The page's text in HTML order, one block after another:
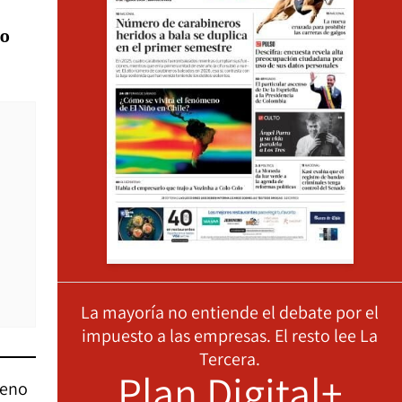
La mayoría no entiende el debate por el
impuesto a las empresas. El resto lee La
Tercera.